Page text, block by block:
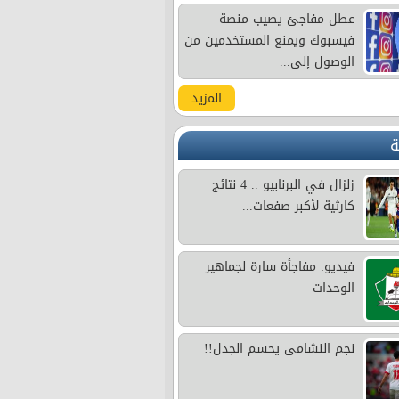
عطل مفاجئ يصيب منصة
فيسبوك ويمنع المستخدمين من
الوصول إلى...
المزيد
زلزال في البرنابيو .. 4 نتائج
كارثية لأكبر صفعات...
فيديو: مفاجأة سارة لجماهير
الوحدات
نجم النشامى يحسم الجدل!!